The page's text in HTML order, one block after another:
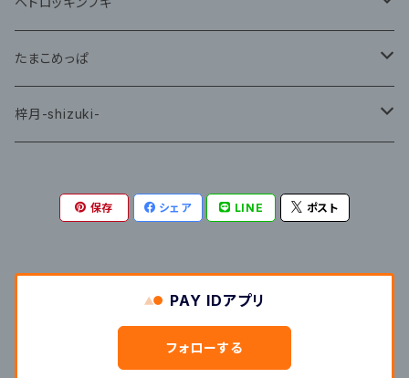
CD
たまこめっぱ
グッズ
梓月-shizuki-
保存 シェア LINE ポスト
PAY IDアプリ
フォローする